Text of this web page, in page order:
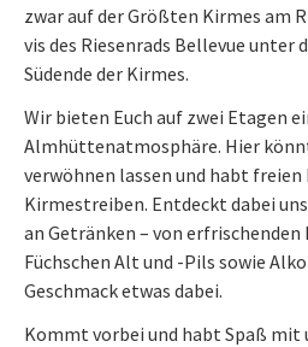
zwar auf der Größten Kirmes am
vis des Riesenrads Bellevue unter
Südende der Kirmes.
Wir bieten Euch auf zwei Etagen
Almhüttenatmosphäre. Hier
verwöhnen lassen und habt freien
Kirmestreiben. Entdeckt dabei
an Getränken – von
Füchschen Alt und -Pils sowie
Geschmack etwas dabei.
Kommt vorbei und habt Spaß mit